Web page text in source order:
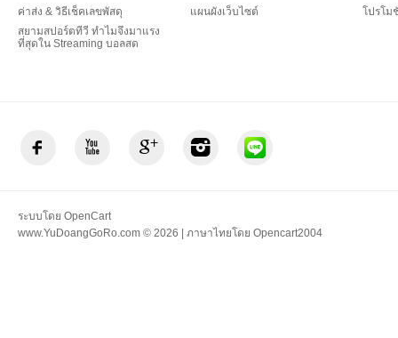
ค่าส่ง & วิธีเช็คเลขพัสดุ
สยามสปอร์ตทีวี ทำไมจึงมาแรง
ที่สุดใน Streaming บอลสด
แผนผังเว็บไซต์
โปรโม
ระบบโดย OpenCart
www.YuDoangGoRo.com © 2026 | ภาษาไทยโดย Opencart2004